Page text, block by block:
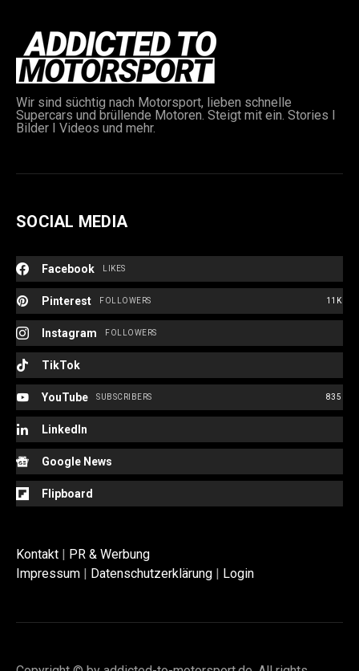
Wir sind süchtig nach Motorsport, lieben schnelle
Supercars und brüllende Motoren. Steigt mit ein. Stories I
Bilder I Videos und mehr.
SOCIAL MEDIA
Facebook LIKES
Pinterest 11K
FOLLOWERS
Instagram FOLLOWERS
TikTok
YouTube 835
SUBSCRIBERS
LinkedIn
Google News
Flipboard
Kontakt | PR & Werbung
Impressum | Datenschutzerklärung | Login